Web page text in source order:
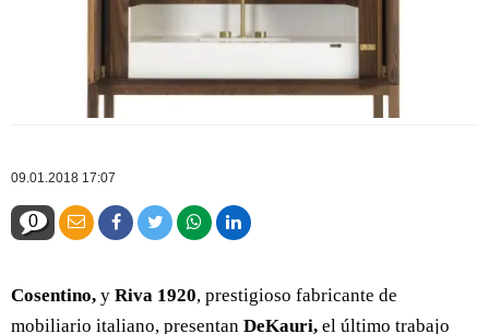
09.01.2018 17:07
0
Cosentino, y Riva 1920, prestigioso fabricante de
mobiliario italiano, presentan DeKauri, el último trabajo